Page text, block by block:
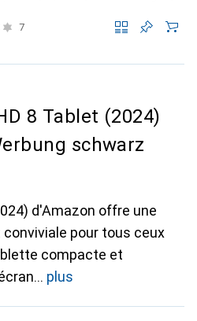
7
8 Tablet (2024)
schwarz
d'Amazon offre une
pour tous ceux
compacte et
plus